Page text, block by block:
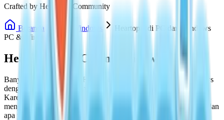
Crafted by Heartopia Community
Beranda PC / Windows
Heartopia di PC dan Windows
PC & Windows Guide
Heartopia di PC dan Windows
Banyak pemain mencari Heartopia di PC atau Heartopia Windows
dengan harapan bisa memainkan game ini di komputer desktop.
Karena informasi platform seringkali tidak jelas, halaman ini
menjelaskan ketersediaan PC resmi saat ini, apa yang didukung, dan
apa yang tidak.